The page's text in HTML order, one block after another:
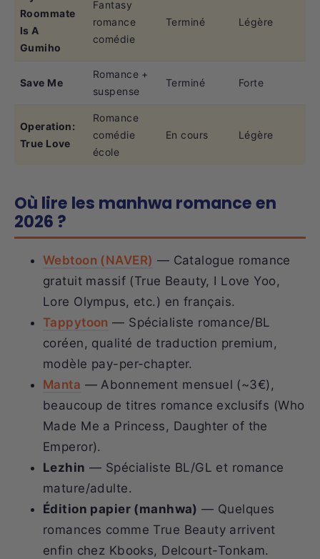
Roommate
Is A
Gumiho
Fantasy
romance
comédie
Terminé Légère
Save Me
Romance +
suspense
Terminé Forte
Operation:
True Love
Romance
comédie
école
En cours Légère
Où lire les manhwa romance en
2026 ?
Webtoon (NAVER) — Catalogue romance
gratuit massif (True Beauty, I Love Yoo,
Lore Olympus, etc.) en français.
Tappytoon — Spécialiste romance/BL
coréen, qualité de traduction premium,
modèle pay-per-chapter.
Manta — Abonnement mensuel (~3€),
beaucoup de titres romance exclusifs (Who
Made Me a Princess, Daughter of the
Emperor).
Lezhin — Spécialiste BL/GL et romance
mature/adulte.
Édition papier (manhwa) — Quelques
romances comme True Beauty arrivent
enfin chez Kbooks, Delcourt-Tonkam.